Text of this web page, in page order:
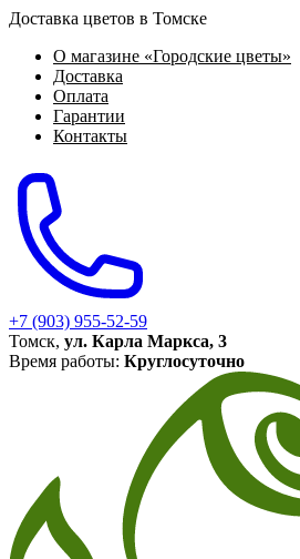
Доставка цветов в Томске
О магазине «Городские цветы»
Доставка
Оплата
Гарантии
Контакты
+7 (903) 955-52-59
Томск, ул. Карла Маркса, 3
Время работы: Круглосуточно